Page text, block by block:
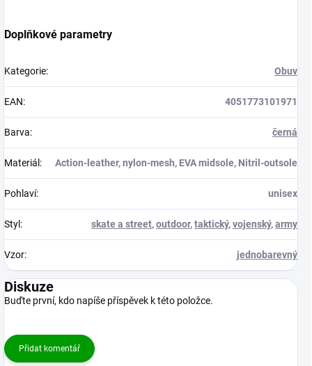
Doplňkové parametry
Kategorie: Obuv
EAN: 4051773101971
Barva: černá
Materiál : Action-leather, nylon-mesh, EVA midsole, Nitril-outsole
Pohlaví: unisex
Styl : skate a street,outdoor,taktický,vojenský,army
Vzor: jednobarevný
Diskuze
Buďte první, kdo napíše příspěvek k této položce.
Přidat komentář